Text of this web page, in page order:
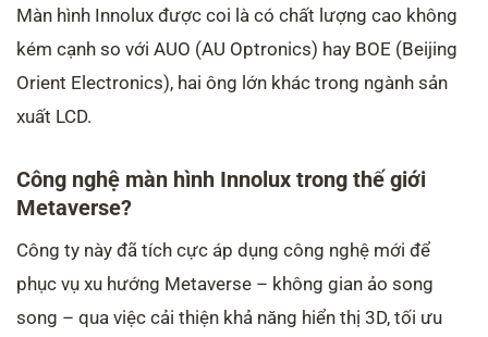
Màn hình Innolux được coi là có chất lượng cao không
kém cạnh so với AUO (AU Optronics) hay BOE (Beijing
Orient Electronics), hai ông lớn khác trong ngành sản
xuất LCD.
Công nghệ màn hình Innolux trong thế giới
Metaverse?
Công ty này đã tích cực áp dụng công nghệ mới để
phục vụ xu hướng Metaverse – không gian ảo song
song – qua việc cải thiện khả năng hiển thị 3D, tối ưu